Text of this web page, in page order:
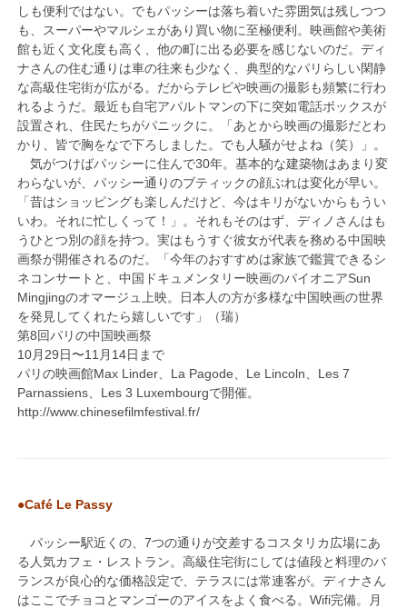
しも便利ではない。でもパッシーは落ち着いた雰囲気は残しつつ
も、スーパーやマルシェがあり買い物に至極便利。映画館や美術
館も近く文化度も高く、他の町に出る必要を感じないのだ。ディ
ナさんの住む通りは車の往来も少なく、典型的なパリらしい閑静
な高級住宅街が広がる。だからテレビや映画の撮影も頻繁に行わ
れるようだ。最近も自宅アパルトマンの下に突如電話ボックスが
設置され、住民たちがパニックに。「あとから映画の撮影だとわ
かり、皆で胸をなで下ろしました。でも人騒がせよね（笑）」。
気がつけばパッシーに住んで30年。基本的な建築物はあまり変
わらないが、パッシー通りのブティックの顔ぶれは変化が早い。
「昔はショッピングも楽しんだけど、今はキリがないからもうい
いわ。それに忙しくって！」。それもそのはず、ディノさんはも
うひとつ別の顔を持つ。実はもうすぐ彼女が代表を務める中国映
画祭が開催されるのだ。「今年のおすすめは家族で鑑賞できるシ
ネコンサートと、中国ドキュメンタリー映画のパイオニアSun
Mingjingのオマージュ上映。日本人の方が多様な中国映画の世界
を発見してくれたら嬉しいです」（瑞）
第8回パリの中国映画祭
10月29日〜11月14日まで
パリの映画館Max Linder、La Pagode、Le Lincoln、Les 7
Parnassiens、Les 3 Luxembourgで開催。
http://www.chinesefilmfestival.fr/
●Café Le Passy
パッシー駅近くの、7つの通りが交差するコスタリカ広場にあ
る人気カフェ・レストラン。高級住宅街にしては値段と料理のバ
ランスが良心的な価格設定で、テラスには常連客が。ディナさん
はここでチョコとマンゴーのアイスをよく食べる。Wifi完備。月